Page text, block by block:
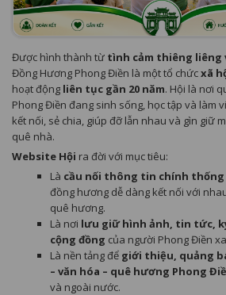
Được hình thành từ tình cảm thiêng liêng
Đồng Hương Phong Điền là một tổ chứcxã
hoạt động liên tục gần 20 năm. Hội là nơi
Phong Điền đang sinh sống, học tập và làm
kết nối, sẻ chia, giúp đỡ lẫn nhau và gìn giữ
quê nhà.
Website Hội ra đời với mục tiêu:
Là cầu nối thông tin chính
đồng hương dễ dàng kết nối với
quê hương.
Là nơi lưu giữ hình ảnh, tin tức,
cộng đồng của người Phong Điền
Là nền tảng để giới thiệu, quảng
– văn hóa – quê hương Phong
và ngoài nước.